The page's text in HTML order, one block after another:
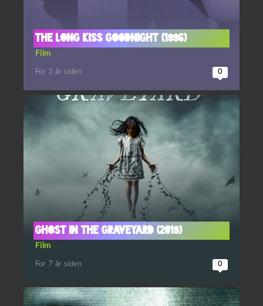
The long kiss goodnight (1996)
Film
For 3 år siden 0
Ghost in the Graveyard (2019)
Film
For 7 år siden 0